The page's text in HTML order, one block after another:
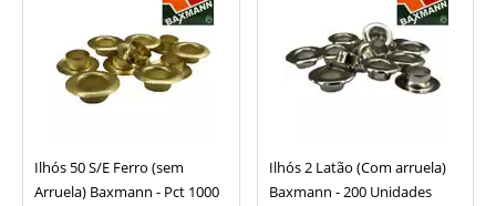
Ilhós 50 S/E Ferro (sem
Arruela) Baxmann - Pct 1000
Ilhós 2 Latão (Com arruela)
Baxmann - 200 Unidades